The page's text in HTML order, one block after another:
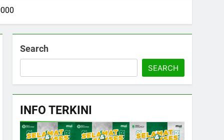
Search
SEARCH
INFO TERKINI